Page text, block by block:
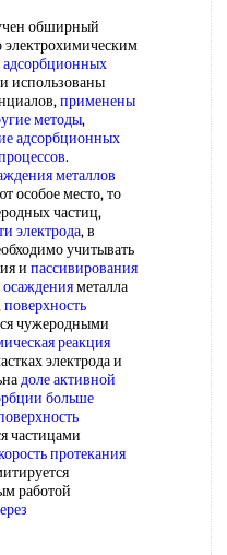
обширный
электрохимическим
адсорбционных
использованы
применены
методы,
адсорбционных
.
металлов
особое место, то
частиц,
электрода, в
учитывать
и пассивирования
осажденияметалла
поверхность
чужеродными
реакция
электрода и
доле активной
больше
частицами
протекания
работой